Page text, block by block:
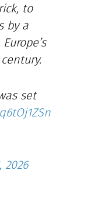
to
by a
set
2026